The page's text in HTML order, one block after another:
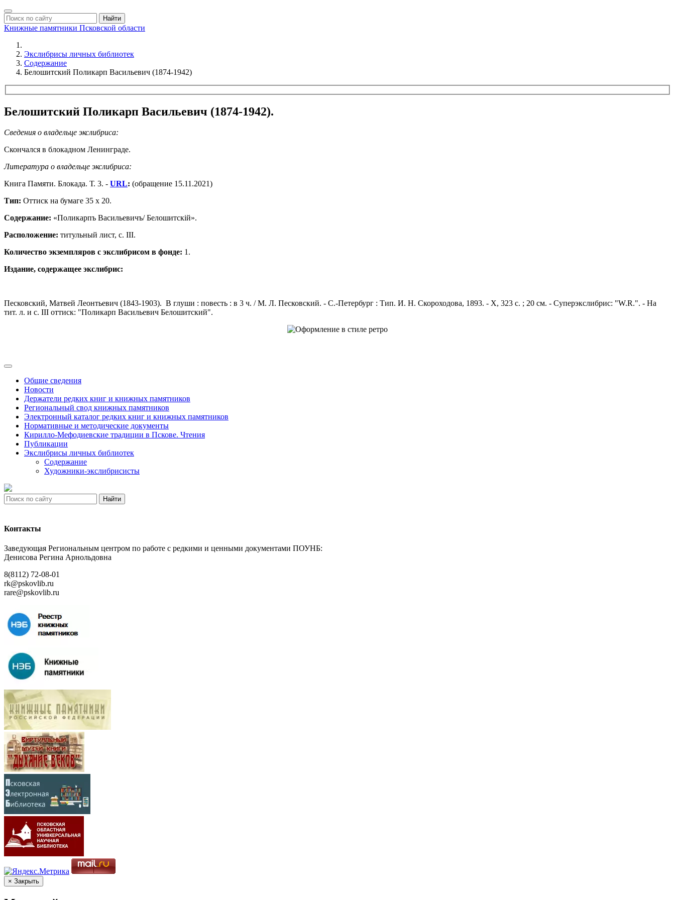
Найти
Книжные памятники Псковской области
Экслибрисы личных библиотек
Содержание
Белошитский Поликарп Васильевич (1874-1942)
Белошитский Поликарп Васильевич (1874-1942).
Сведения о владельце экслибриса:
Скончался в блокадном Ленинграде.
Литература о владельце экслибриса:
Книга Памяти. Блокада. Т. 3. - URL: (обращение 15.11.2021)
Тип: Оттиск на бумаге 35 х 20.
Содержание: «Поликарпъ Васильевичъ/ Белошитскiй».
Расположение: титульный лист, с. III.
Количество экземпляров с экслибрисом в фонде: 1.
Издание, содержащее экслибрис:
Песковский, Матвей Леонтьевич (1843-1903). В глуши : повесть : в 3 ч. / М. Л. Песковский. - С.-Петербург : Тип. И. Н. Скороходова, 1893. - X, 323 с. ; 20 см. - Суперэкслибрис: "W.R.". - На
тит. л. и с. III оттиск: "Поликарп Васильевич Белошитский".
Общие сведения
Новости
Держатели редких книг и книжных памятников
Региональный свод книжных памятников
Электронный каталог редких книг и книжных памятников
Нормативные и методические документы
Кирилло-Мефодиевские традиции в Пскове. Чтения
Публикации
Экслибрисы личных библиотек
Содержание
Художники-экслибрисисты
Найти
Контакты
Заведующая Региональным центром по работе с редкими и ценными документами ПОУНБ:
Денисова Регина Арнольдовна
8(8112) 72-08-01
rk@pskovlib.ru
rare@pskovlib.ru
× Закрыть